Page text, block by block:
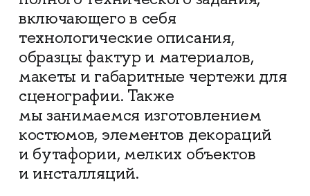
включающего в себя
технологические описания,
образцы фактур и материалов,
макеты и габаритные чертежи для
сценографии. Также
мы занимаемся изготовлением
костюмов, элементов декораций
и бутафории, мелких объектов
и инсталляций.